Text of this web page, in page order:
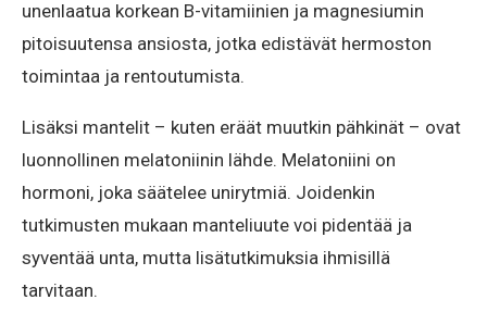
unenlaatua korkean B-vitamiinien ja magnesiumin
pitoisuutensa ansiosta, jotka edistävät hermoston
toimintaa ja rentoutumista.
Lisäksi mantelit – kuten eräät muutkin pähkinät – ovat
luonnollinen melatoniinin lähde. Melatoniini on
hormoni, joka säätelee unirytmiä. Joidenkin
tutkimusten mukaan manteliuute voi pidentää ja
syventää unta, mutta lisätutkimuksia ihmisillä
tarvitaan.